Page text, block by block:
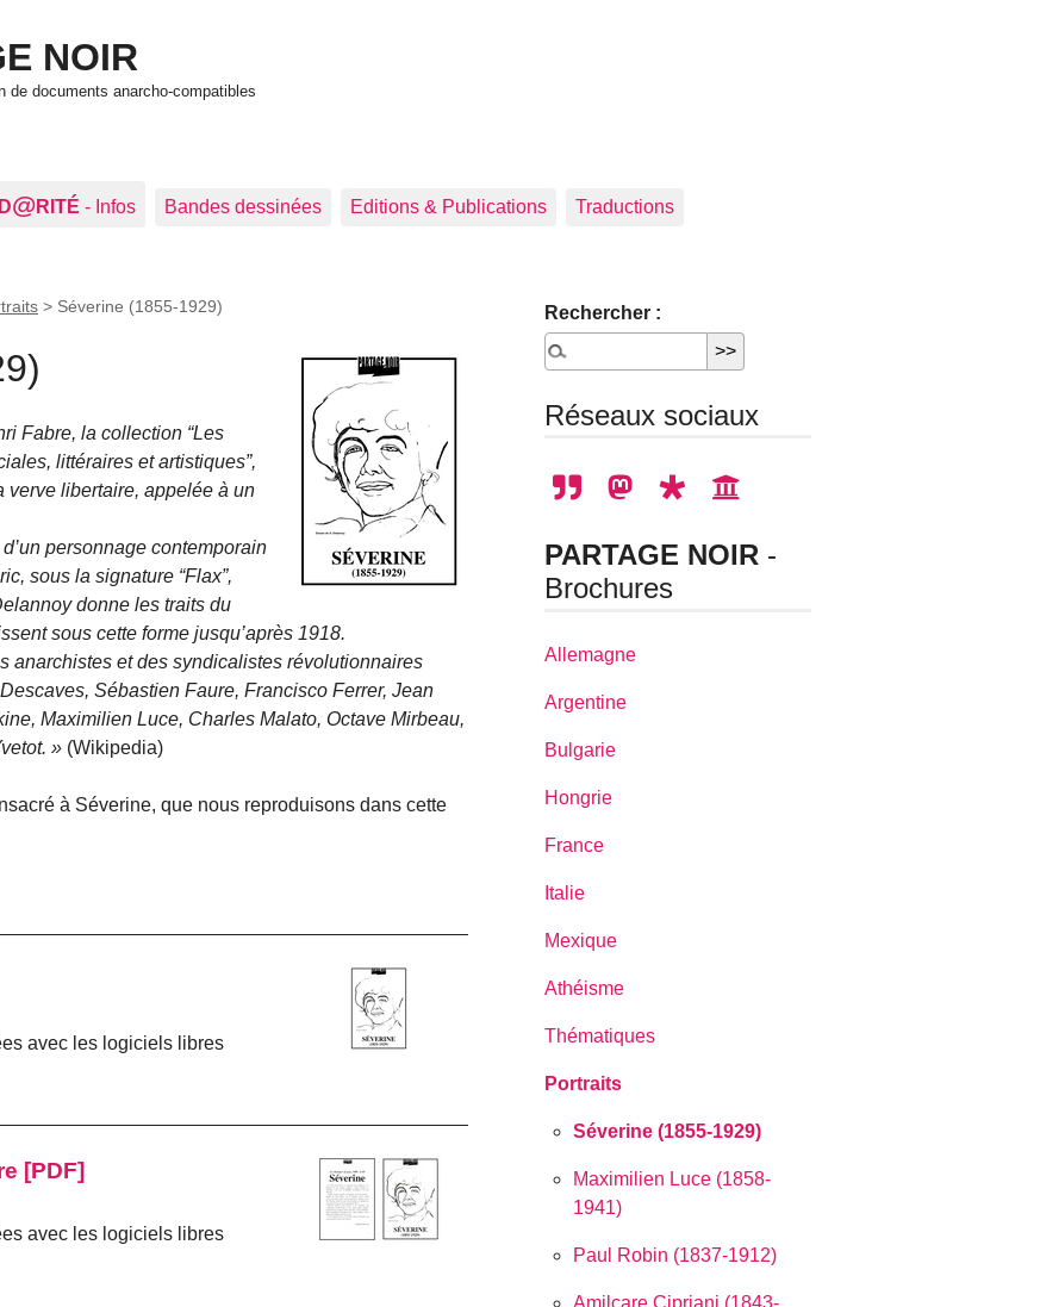
NOIR
de documents anarcho-compatibles
@RITÉ - Infos Bandes dessinées Editions & Publications Traductions
> Séverine (1855-1929)
Fabre, la collection Les
littéraires et artistiques ,
verve libertaire, appelée à un
personnage contemporain
sous la signature Flax ,
donne les traits du
sous cette forme jusqu’après 1918.
anarchistes et des syndicalistes révolutionnaires
Sébastien Faure, Francisco Ferrer, Jean
Maximilien Luce, Charles Malato, Octave Mirbeau,
(Wikipedia)
à Séverine, que nous reproduisons dans cette
avec les logiciels libres
[PDF]
avec les logiciels libres
Rechercher :
Réseaux sociaux
PARTAGE NOIR -
Brochures
Allemagne
Argentine
Bulgarie
Hongrie
France
Italie
Mexique
Athéisme
Thématiques
Portraits
Séverine (1855-1929)
Maximilien Luce (1858-
1941)
Paul Robin (1837-1912)
Amilcare Cipriani (1843-